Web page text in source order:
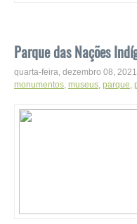
Parque das Nações
quarta-feira, dezembro 08, 2021
monumentos museus parque